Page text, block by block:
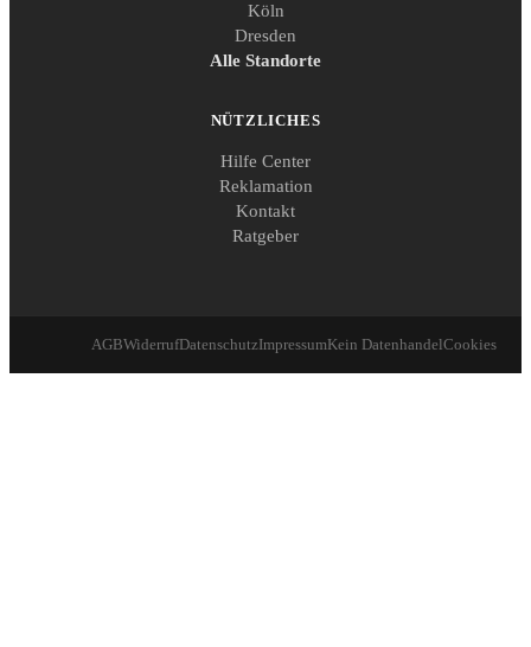
Köln
Dresden
Alle Standorte
NÜTZLICHES
Hilfe Center
Reklamation
Kontakt
Ratgeber
AGBWiderrufDatenschutzImpressumKein DatenhandelCookies